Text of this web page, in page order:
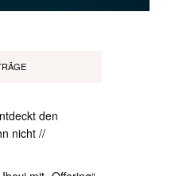
den
nicht //